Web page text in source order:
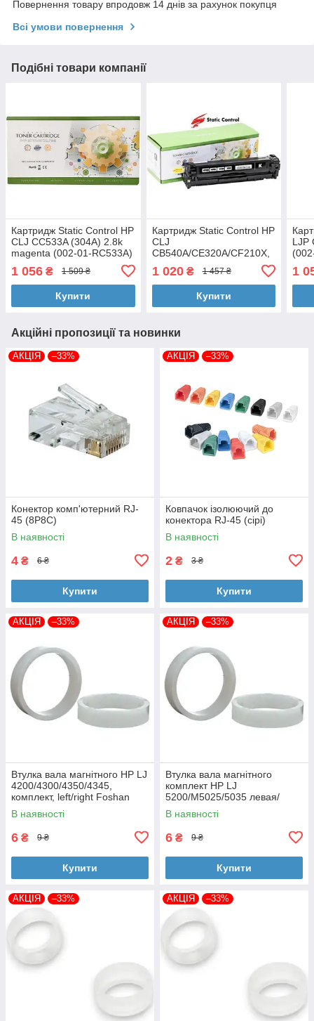
Повернення товару впродовж 14 днів за рахунок покупця
Всі умови повернення
Подібні товари компанії
Картридж Static Control HP
CLJ CC533A (304A) 2.8k
magenta (002-01-RC533A)
1 056 ₴ 1 509 ₴
Купити
Картридж Static Control HP
CLJ
CB540A/CE320A/CF210X,
Canon 716/731 2.4k black
(002-01-RB540AU)
1 020₴ 1 457 ₴
Купити
LJP
1
Акційні пропозиції та новинки
АКЦІЯ –33%
Конектор комп'ютерний RJ-
45 (8P8C)
В наявності
4 ₴ 6 ₴
Купити
АКЦІЯ –33%
Ковпачок ізолюючий до
конектора RJ-45 (сірі)
В наявності
2 ₴ 3 ₴
Купити
АКЦІЯ –33%
Втулка вала магнітного HP LJ
4200/4300/4350/4345,
комплект, left/right Foshan
(MAG-1338A-BSH-Foshan)
В наявності
6 ₴ 9 ₴
Купити
АКЦІЯ –33%
Втулка вала магнітного
комплект HP LJ
5200/M5025/5035 левая/
правая Foshan (MAG-7516A-
BSH-Foshan)
В наявності
6 ₴ 9 ₴
Купити
АКЦІЯ –33% АКЦІЯ –33%